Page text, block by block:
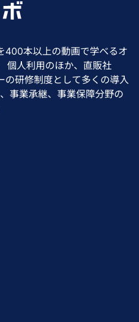
400本以上の動画で学べるオ
個人利用のほか、直販社
の研修制度として多くの導入
事業承継、事業保障分野の